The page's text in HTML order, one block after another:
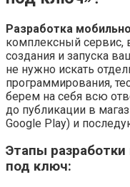
Разработка
комплексный
создания и запуска
не нужно искать
программирования,
берем на себя всю
до публикации в
Google Play) и
Этапы
под ключ: